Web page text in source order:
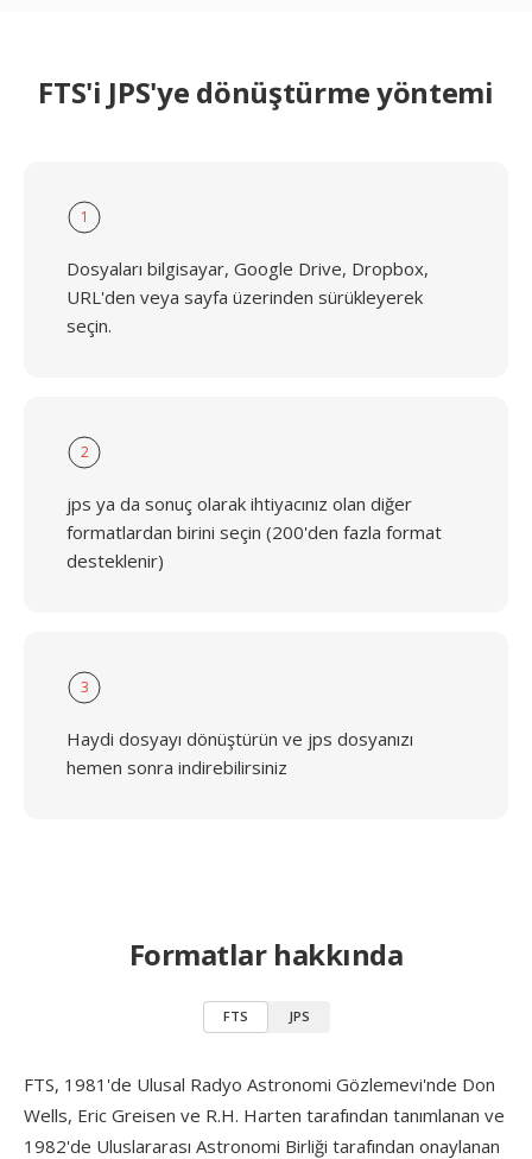
FTS'i JPS'ye dönüştürme yöntemi
1
Dosyaları bilgisayar, Google Drive, Dropbox,
URL'den veya sayfa üzerinden sürükleyerek
seçin.
2
jps ya da sonuç olarak ihtiyacınız olan diğer
formatlardan birini seçin (200'den fazla format
desteklenir)
3
Haydi dosyayı dönüştürün ve jps dosyanızı
hemen sonra indirebilirsiniz
Formatlar hakkında
FTS JPS
FTS, 1981'de Ulusal Radyo Astronomi Gözlemevi'nde Don
Wells, Eric Greisen ve R.H. Harten tarafından tanımlanan ve
1982'de Uluslararası Astronomi Birliği tarafından onaylanan